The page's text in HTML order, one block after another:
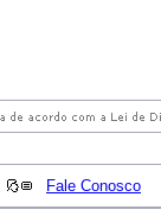
Fale Conosco